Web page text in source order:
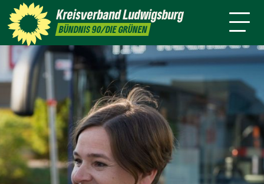
KreisverbandLudwigsburg
BÜNDNIS 90/DIE GRÜNEN
Sandra
Detzer
Silke
Gericke
Meike
Günter
sind